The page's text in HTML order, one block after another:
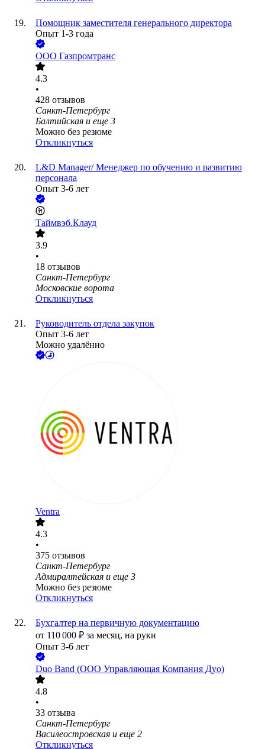
Помощник заместителя генерального директора
Опыт 1-3 года
ООО Газпромтранс
4.3
•
428 отзывов
Санкт-Петербург
Балтийская и еще 3
Можно без резюме
Откликнуться
L&D Manager/ Менеджер по обучению и развитию
персонала
Опыт 3-6 лет
Таймвэб.Клауд
3.9
•
18 отзывов
Санкт-Петербург
Московские ворота
Откликнуться
Руководитель отдела закупок
Опыт 3-6 лет
Можно удалённо
Ventra
4.3
•
375 отзывов
Санкт-Петербург
Адмиралтейская и еще 3
Можно без резюме
Откликнуться
Бухгалтер на первичную документацию
от 110 000 ₽ за месяц, на руки
Опыт 3-6 лет
Duo Band (ООО Управляющая Компания Дуо)
4.8
•
33 отзыва
Санкт-Петербург
Василеостровская и еще 2
Откликнуться